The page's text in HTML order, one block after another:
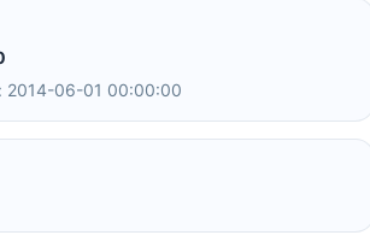
2014-06-01 00:00:00